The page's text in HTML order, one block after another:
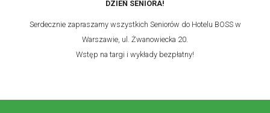
DZIEŃ SENIORA!
Serdecznie zapraszamy wszystkich Seniorów do Hotelu BOSS w
Warszawie, ul. Żwanowiecka 20.
Wstęp na targi i wykłady bezpłatny!